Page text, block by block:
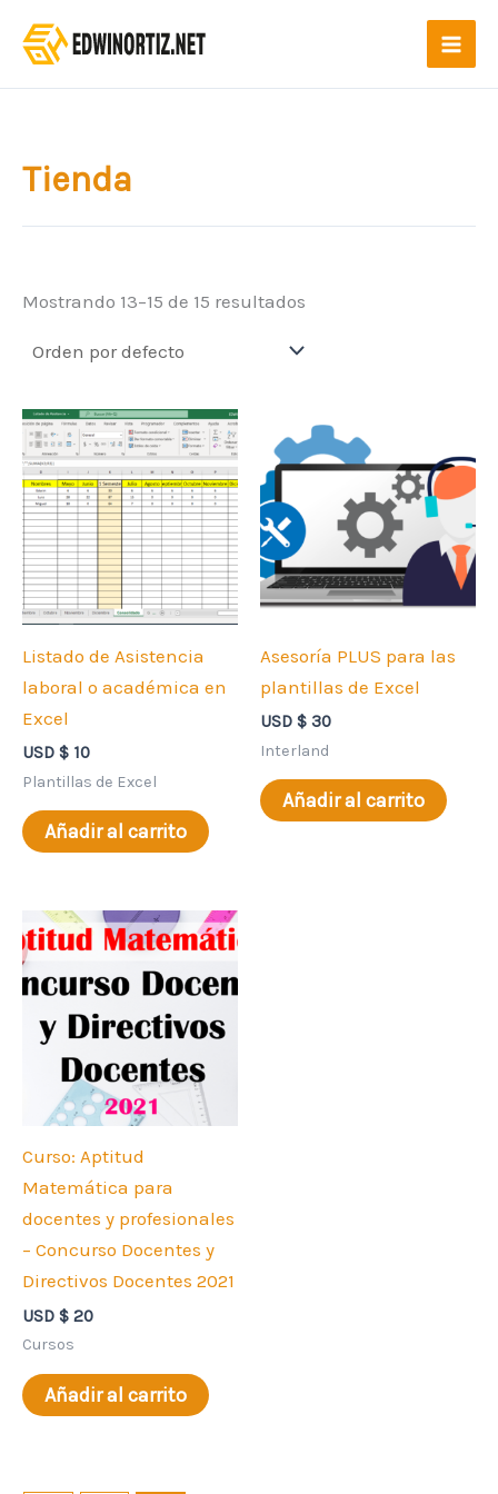
Tienda
Mostrando 13–15 de 15 resultados
Listado de Asistencia
laboral o académica en
Excel
USD $ 10
Plantillas de Excel
Añadir al carrito
Asesoría PLUS para las
plantillas de Excel
USD $ 30
Interland
Añadir al carrito
Curso: Aptitud
Matemática para
docentes y profesionales
– Concurso Docentes y
Directivos Docentes 2021
USD $ 20
Cursos
Añadir al carrito